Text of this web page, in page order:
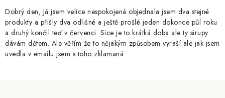
Podmínky ochrany osobních údajů
Doprava a platba
Slevový systém
Vše o nákupu
Dobrý den, Já jsem velice nespokojená objednala jsem dva stejné
produkty a přišly dva odlišné a ještě prošlé jeden dokonce půl roku
a druhý končil teď v červenci. Sice je to krátká doba ale ty sirupy
dávám dětem. Ale věřím že to nějakým způsobem vyraší ale jak jsem
uvedla v emailu jsem s toho zklamaná